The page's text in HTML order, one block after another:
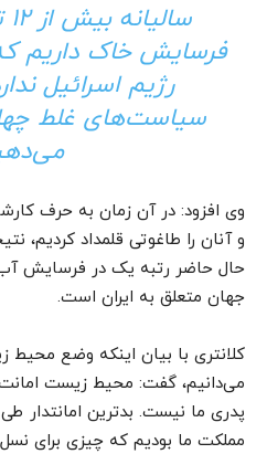
فرسایش خاک داریم
رژیم اسرائیل
سیاست‌های غلط
وی افزود: در آن زمان به حرف
و آنان را طاغوتی قلمداد کردیم،
حال حاضر رتبه یک در فرسایش
جهان متعلق به ایران است.
کلانتری با بیان اینکه وضع
می‌دانیم، گفت: محیط زیست
مملکت ما بودیم که چیزی برای